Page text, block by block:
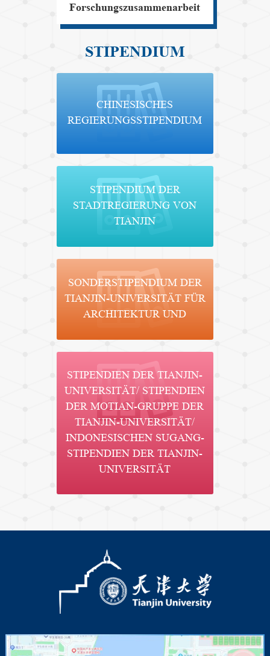
Forschungszusammenarbeit
STIPENDIUM
CHINESISCHES
REGIERUNGSSTIPENDIUM
STIPENDIUM DER
STADTREGIERUNG VON
TIANJIN
SONDERSTIPENDIUM DER
TIANJIN-UNIVERSITÄT FÜR
ARCHITEKTUR UND
STIPENDIEN DER TIANJIN-
UNIVERSITÄT/ STIPENDIEN
DER MOTIAN-GRUPPE DER
TIANJIN-UNIVERSITÄT/
INDONESISCHEN SUGANG-
STIPENDIEN DER TIANJIN-
UNIVERSITÄT